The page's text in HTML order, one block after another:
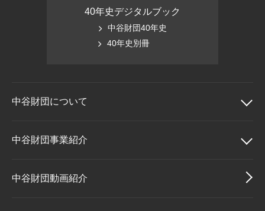
40年史デジタルブック
中谷財団40年史
40年史別冊
中谷財団について
中谷財団について
理事長挨拶
中谷財団事業紹介
中谷財団事業紹介
中谷財団動画紹介